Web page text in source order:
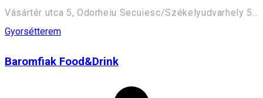
Vásártér utca 5, Odorheiu Secuiesc/Székelyudvarhely 535600, Romania
Gyorsétterem
Baromfiak Food&Drink